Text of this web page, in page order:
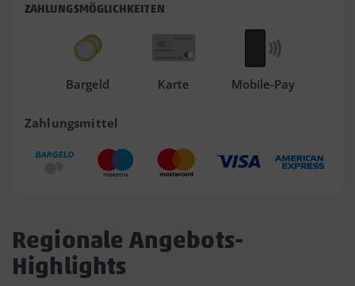
ZAHLUNGSMÖGLICHKEITEN
Bargeld Karte Mobile-Pay
Zahlungsmittel
Regionale Angebots-
Highlights